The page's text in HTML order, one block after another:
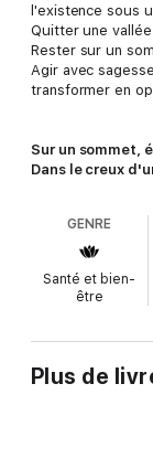
l'existence sous
Quitter une
Rester sur un
Agir avec
transformer en
Sur un sommet,
Dans le creux
GENRE
Santé et bien-
être
Plus de